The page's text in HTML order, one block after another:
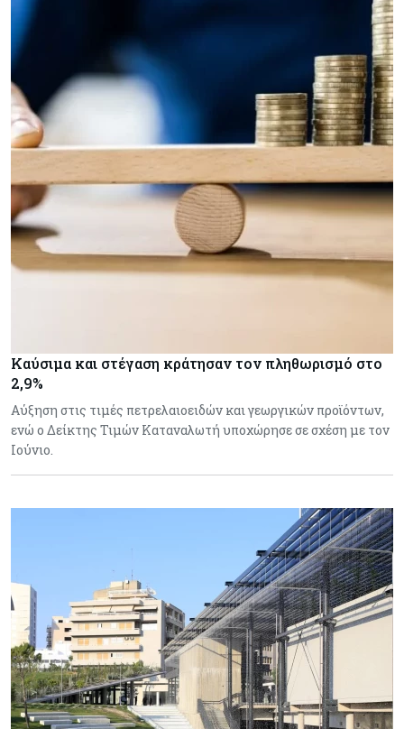
Καύσιμα και στέγαση κράτησαν τον πληθωρισμό στο
2,9%
Αύξηση στις τιμές πετρελαιοειδών και γεωργικών προϊόντων,
ενώ ο Δείκτης Τιμών Καταναλωτή υποχώρησε σε σχέση με τον
Ιούνιο.